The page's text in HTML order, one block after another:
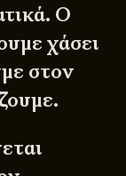
Ο
χάσει
στον